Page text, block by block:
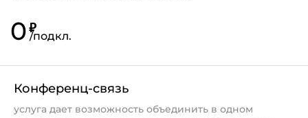
0₽
/подкл.
Конференц-связь
услуга дает возможность объединить в одном